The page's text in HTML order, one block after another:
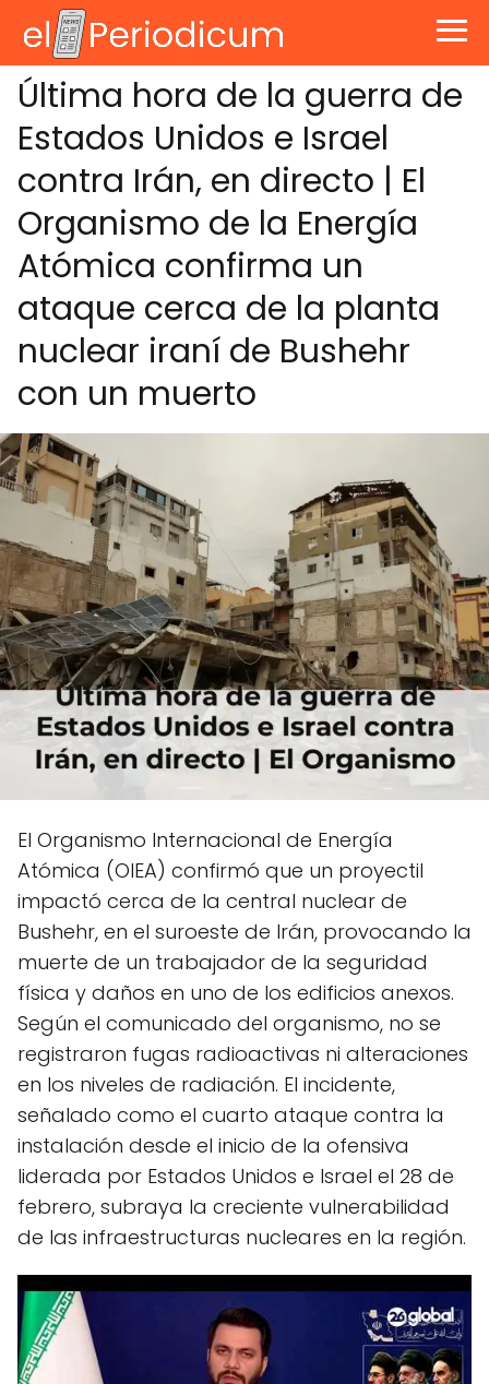
Última hora de la guerra de
Estados Unidos e Israel
contra Irán, en directo | El
Organismo de la Energía
Atómica confirma un
ataque cerca de la planta
nuclear iraní de Bushehr
con un muerto
El Organismo Internacional de Energía
Atómica (OIEA) confirmó que un proyectil
impactó cerca de la central nuclear de
Bushehr, en el suroeste de Irán, provocando la
muerte de un trabajador de la seguridad
física y daños en uno de los edificios anexos.
Según el comunicado del organismo, no se
registraron fugas radioactivas ni alteraciones
en los niveles de radiación. El incidente,
señalado como el cuarto ataque contra la
instalación desde el inicio de la ofensiva
liderada por Estados Unidos e Israel el 28 de
febrero, subraya la creciente vulnerabilidad
de las infraestructuras nucleares en la región.